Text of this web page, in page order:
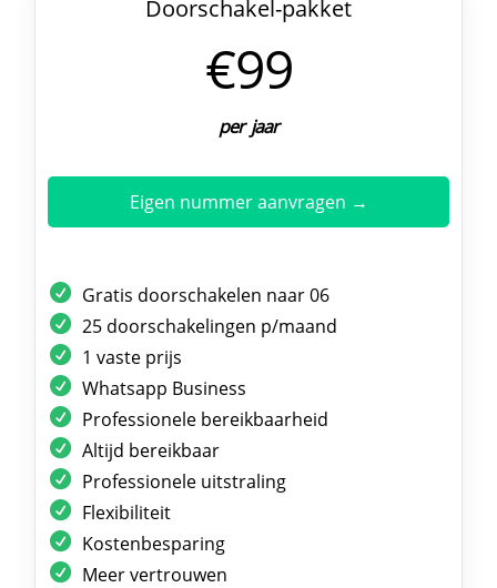
Doorschakel-pakket
€99
per jaar
Eigen nummer aanvragen →
Gratis doorschakelen naar 06
25 doorschakelingen p/maand
1 vaste prijs
Whatsapp Business
Professionele bereikbaarheid
Altijd bereikbaar
Professionele uitstraling
Flexibiliteit
Kostenbesparing
Meer vertrouwen